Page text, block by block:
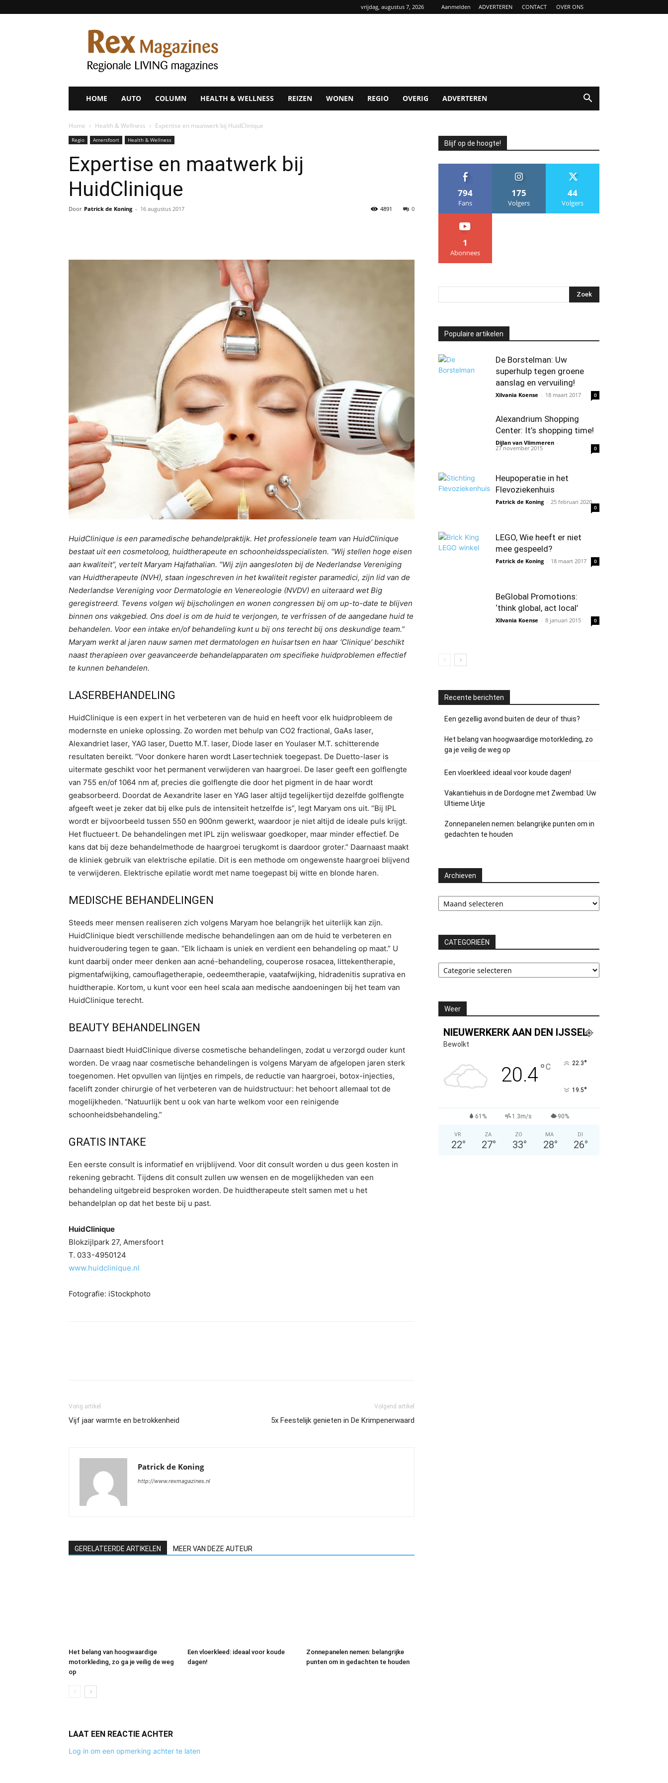
vrijdag, augustus 7, 2026 Aanmelden ADVERTEREN CONTACT OVER ONS
Rex
Magazines
HOME AUTO COLUMN HEALTH & WELLNESS REIZEN WONEN REGIO OVERIG ADVERTEREN
Home Health & Wellness Expertise en maatwerk bij HuidClinique
Regio Amersfoort Health & Wellness
Expertise en maatwerk bij
HuidClinique
Door Patrick de Koning - 16 augustus 2017 0
4891
HuidClinique is een paramedische behandelpraktijk. Het professionele team van HuidClinique
bestaat uit een cosmetoloog, huidtherapeute en schoonheidsspecialisten. “Wij stellen hoge eisen
aan kwaliteit”, vertelt Maryam Hajfathalian. “Wij zijn aangesloten bij de Nederlandse Vereniging
van Huidtherapeute (NVH), staan ingeschreven in het kwaliteit register paramedici, zijn lid van de
Nederlandse Vereniging voor Dermatologie en Venereologie (NVDV) en uiteraard wet Big
geregistreerd. Tevens volgen wij bijscholingen en wonen congressen bij om up-to-date te blijven
binnen ons vakgebied. Ons doel is om de huid te verjongen, te verfrissen of de aangedane huid te
behandelen. Voor een intake en/of behandeling kunt u bij ons terecht bij ons deskundige team.”
Maryam werkt al jaren nauw samen met dermatologen en huisartsen en haar ‘Clinique’ beschikt
naast therapieen over geavanceerde behandelapparaten om specifieke huidproblemen effectief
te kunnen behandelen.
LASERBEHANDELING
HuidClinique is een expert in het verbeteren van de huid en heeft voor elk huidprobleem de
modernste en unieke oplossing. Zo worden met behulp van CO2 fractional, GaAs laser,
Alexandriet laser, YAG laser, Duetto M.T. laser, Diode laser en Youlaser M.T. schitterende
resultaten bereikt. “Voor donkere haren wordt Lasertechniek toegepast. De Duetto-laser is
uitermate geschikt voor het permanent verwijderen van haargroei. De laser geeft een golflengte
van 755 en/of 1064 nm af, precies die golflengte die door het pigment in de haar wordt
geabsorbeerd. Doordat de Aexandrite laser en YAG laser altijd tegelijkertijd dezelfde golflengte
afgeeft weet je zeker dat bij elke puls de intensiteit hetzelfde is”, legt Maryam ons uit. “Bij IPL
wordt er bijvoorbeeld tussen 550 en 900nm gewerkt, waardoor je niet altijd de ideale puls krijgt.
Het fluctueert. De behandelingen met IPL zijn weliswaar goedkoper, maar minder effectief. De
kans dat bij deze behandelmethode de haargroei terugkomt is daardoor groter.” Daarnaast maakt
de kliniek gebruik van elektrische epilatie. Dit is een methode om ongewenste haargroei blijvend
te verwijderen. Elektrische epilatie wordt met name toegepast bij witte en blonde haren.
MEDISCHE BEHANDELINGEN
Steeds meer mensen realiseren zich volgens Maryam hoe belangrijk het uiterlijk kan zijn.
HuidClinique biedt verschillende medische behandelingen aan om de huid te verbeteren en
huidveroudering tegen te gaan. “Elk lichaam is uniek en verdient een behandeling op maat.” U
kunt daarbij onder meer denken aan acné-behandeling, couperose rosacea, littekentherapie,
pigmentafwijking, camouflagetherapie, oedeemtherapie, vaatafwijking, hidradenitis suprativa en
huidtherapie. Kortom, u kunt voor een heel scala aan medische aandoeningen bij het team van
HuidClinique terecht.
BEAUTY BEHANDELINGEN
Daarnaast biedt HuidClinique diverse cosmetische behandelingen, zodat u verzorgd ouder kunt
worden. De vraag naar cosmetische behandelingen is volgens Maryam de afgelopen jaren sterk
toegenomen. Het opvullen van lijntjes en rimpels, de reductie van haargroei, botox-injecties,
facelift zonder chirurgie of het verbeteren van de huidstructuur: het behoort allemaal tot de
mogelijkheden. “Natuurlijk bent u ook van harte welkom voor een reinigende
schoonheidsbehandeling.”
GRATIS INTAKE
Een eerste consult is informatief en vrijblijvend. Voor dit consult worden u dus geen kosten in
rekening gebracht. Tijdens dit consult zullen uw wensen en de mogelijkheden van een
behandeling uitgebreid besproken worden. De huidtherapeute stelt samen met u het
behandelplan op dat het beste bij u past.
HuidClinique
Blokzijlpark 27, Amersfoort
T. 033-4950124
www.huidclinique.nl
Fotografie: iStockphoto
Vorig artikel
Vijf jaar warmte en betrokkenheid
Volgend artikel
5x Feestelijk genieten in De Krimpenerwaard
Patrick de Koning
http://www.rexmagazines.nl
GERELATEERDE ARTIKELEN MEER VAN DEZE AUTEUR
Het belang van hoogwaardige
motorkleding, zo ga je veilig de weg
op
Een vloerkleed: ideaal voor koude
dagen!
Zonnepanelen nemen: belangrijke
punten om in gedachten te houden
LAAT EEN REACTIE ACHTER
Log in om een opmerking achter te laten
Blijf op de hoogte!
794
Fans
175
Volgers
44
Volgers
1
Abonnees
Populaire artikelen
De Borstelman: Uw
superhulp tegen groene
aanslag en vervuiling!
Xilvania Koense - 18 maart 2017 0
Alexandrium Shopping
Center: It’s shopping time!
Dijlan van Vlimmeren -
27 november 2015 0
Heupoperatie in het
Flevoziekenhuis
Patrick de Koning - 25 februari 2020
0
LEGO, Wie heeft er niet
mee gespeeld?
Patrick de Koning - 18 maart 2017 0
BeGlobal Promotions:
‘think global, act local’
Xilvania Koense - 8 januari 2015 0
Recente berichten
Een gezellig avond buiten de deur of thuis?
Het belang van hoogwaardige motorkleding, zo
ga je veilig de weg op
Een vloerkleed: ideaal voor koude dagen!
Vakantiehuis in de Dordogne met Zwembad: Uw
Ultieme Uitje
Zonnepanelen nemen: belangrijke punten om in
gedachten te houden
Archieven
Archieven
CATEGORIEËN
CATEGORIEËN
Weer
NIEUWERKERK AAN DEN IJSSEL
Bewolkt
20.4°C 22.3°
19.5°
61% 1.3m/s 90%
VR
22°
ZA
27°
ZO
33°
MA
28°
DI
26°